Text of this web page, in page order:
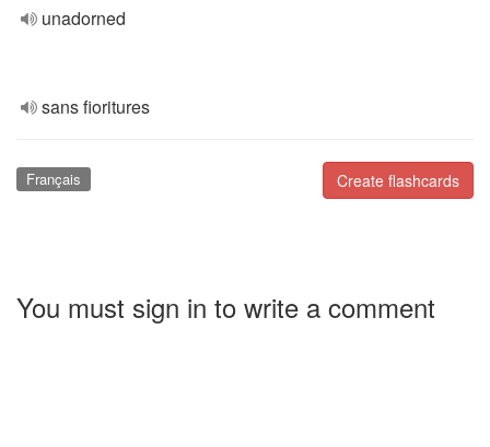
unadorned
sans fioritures
Create flashcards
Français
You must sign in to write a comment